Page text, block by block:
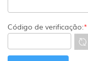
Código de verificação:*